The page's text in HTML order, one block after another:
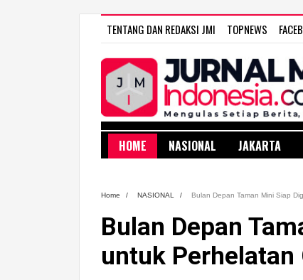
TENTANG DAN REDAKSI JMI TOPNEWS
HOME NASIONAL JAKARTA
Home / NASIONAL / Bulan Depan Taman Mini Siap
Bulan Depan
untuk Perhelatan